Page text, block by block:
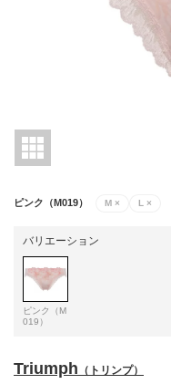
ピンク（M019） M × L ×
バリエーション
ピンク（M
019）
Triumph （トリンプ）